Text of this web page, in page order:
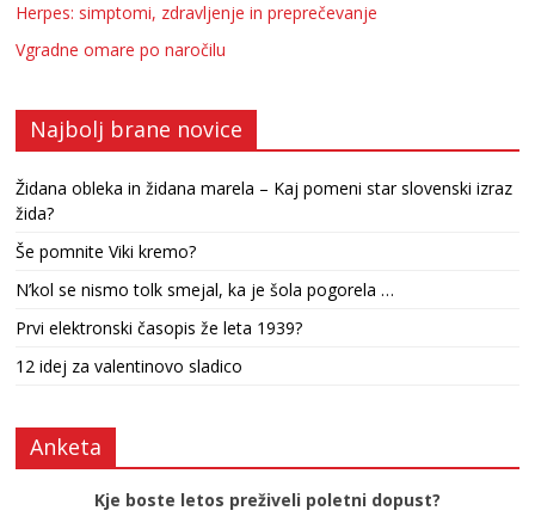
Herpes: simptomi, zdravljenje in preprečevanje
Vgradne omare po naročilu
Najbolj brane novice
Židana obleka in židana marela – Kaj pomeni star slovenski izraz
žida?
Še pomnite Viki kremo?
N’kol se nismo tolk smejal, ka je šola pogorela …
Prvi elektronski časopis že leta 1939?
12 idej za valentinovo sladico
Anketa
Kje boste letos preživeli poletni dopust?